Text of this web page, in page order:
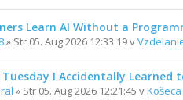
Learn AI Without a
» Str 05. Aug 2026 12:33:19 v
Tuesday I Accidentally Learned
» Str 05. Aug 2026 12:21:45 v